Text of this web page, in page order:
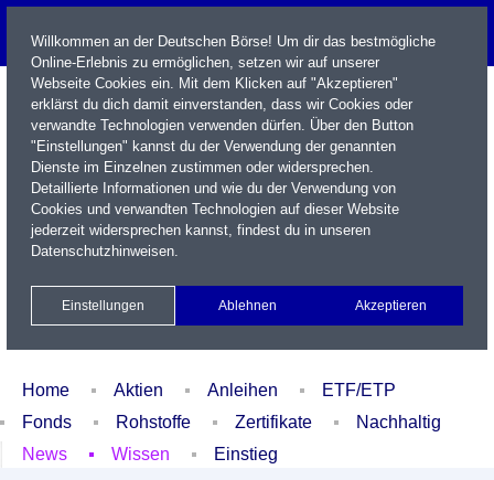
Name / WKN / ISIN / Kürzel
Xetra Realtime
Watchlist Portfolio Login
Home Aktien Anleihen
ETF/ETP
Fonds
Rohstoffe Zertifikate
Nachhaltig
News
Wissen Einstieg
Willkommen an der Deutschen Börse! Um dir das bestmögliche
Online-Erlebnis zu ermöglichen, setzen wir auf unserer
Webseite Cookies ein. Mit dem Klicken auf "Akzeptieren"
erklärst du dich damit einverstanden, dass wir Cookies oder
verwandte Technologien verwenden dürfen. Über den Button
"Einstellungen" kannst du der Verwendung der genannten
Dienste im Einzelnen zustimmen oder widersprechen.
Detaillierte Informationen und wie du der Verwendung von
Cookies und verwandten Technologien auf dieser Website
jederzeit widersprechen kannst, findest du in unseren
Datenschutzhinweisen.
Einstellungen Ablehnen Akzeptieren